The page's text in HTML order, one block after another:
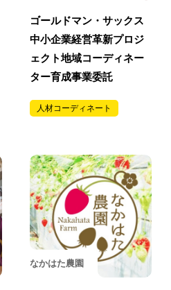
ゴールドマン・サックス
中小企業経営革新プロジ
ェクト地域コーディネー
ター育成事業委託
人材コーディネート
なかはた農園